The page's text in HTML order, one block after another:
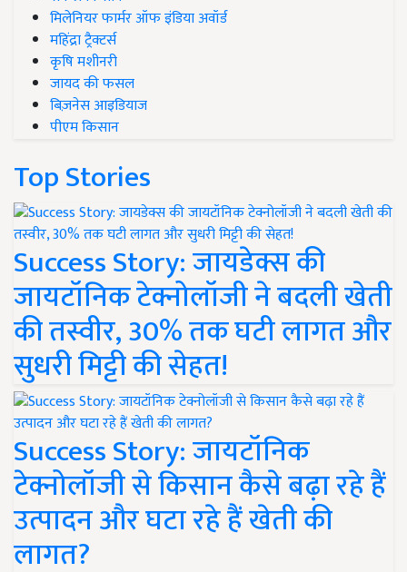
मिलेनियर फार्मर ऑफ इंडिया अवॉर्ड
महिंद्रा ट्रैक्टर्स
कृषि मशीनरी
जायद की फसल
बिज़नेस आइडियाज
पीएम किसान
Top Stories
Success Story: जायडेक्स की
जायटॉनिक टेक्नोलॉजी ने बदली खेती
की तस्वीर, 30% तक घटी लागत और
सुधरी मिट्टी की सेहत!
Success Story: जायटॉनिक
टेक्नोलॉजी से किसान कैसे बढ़ा रहे हैं
उत्पादन और घटा रहे हैं खेती की
लागत?